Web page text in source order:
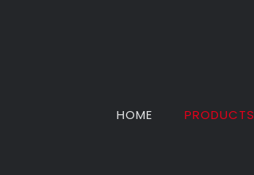
HOME PRODUCTS